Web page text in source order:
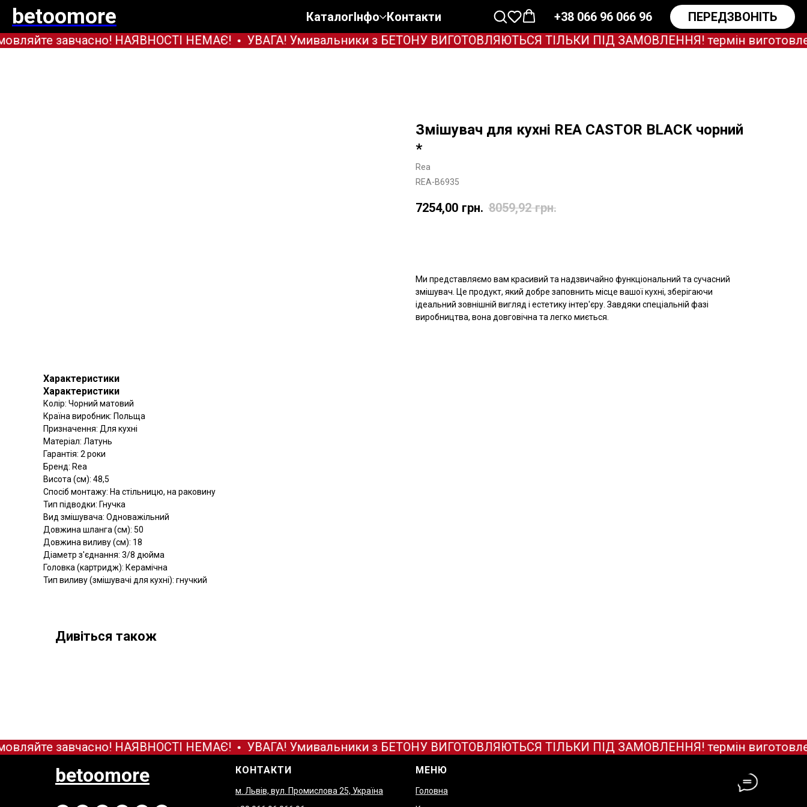
betoomore КаталогІнфо Контакти +38 066 96 066 96
ПЕРЕДЗВОНІТЬ
завчасно! НАЯВНОСТІ НЕМАЄ!
УВАГА! Умивальники з БЕТОНУ ВИГОТОВЛЯЮТЬСЯ ТІЛЬКИ ПІД ЗАМОВЛЕННЯ! термін
Змішувач для кухні REA CASTOR BLACK чорний
*
Rea
REA-B6935
7254,00 грн. 8059,92 грн.
Ми представляємо вам красивий та надзвичайно функціональний та сучасний
змішувач. Це продукт, який добре заповнить місце вашої кухні, зберігаючи
ідеальний зовнішній вигляд і естетику інтер'єру. Завдяки спеціальній фазі
виробництва, вона довговічна та легко миється.
Характеристики
Характеристики
Колір: Чорний матовий
Країна виробник: Польща
Призначення: Для кухні
Матеріал: Латунь
Гарантія: 2 роки
Бренд: Rea
Висота (см): 48,5
Спосіб монтажу: На стільницю, на раковину
Тип підводки: Гнучка
Вид змішувача: Одноважільний
Довжина шланга (см): 50
Довжина виливу (см): 18
Діаметр з'єднання: 3/8 дюйма
Головка (картридж): Керамічна
Тип виливу (змішувачі для кухні): гнучкий
Дивіться також
завчасно! НАЯВНОСТІ НЕМАЄ! УВАГА! Умивальники з БЕТОНУ ВИГОТОВЛЯЮТЬСЯ ТІЛЬКИ ПІД ЗАМОВЛЕННЯ! термін
betoomore КОНТАКТИ
м. Львів, вул. Промислова 25, Україна
МЕНЮ
Головна